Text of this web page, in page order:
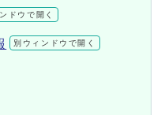
ドウで開く
別ウィンドウで開く